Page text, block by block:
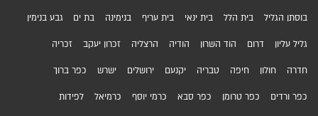
בוסתן הגליל בית הלל בית ינאי בית עריף בנימינה בת ים גבע בנימין
גליל עליון דרום הוד השרון הודיה הרצליה זכרון יעקב זכריה
חדרה חולון חיפה טבריה יקנעם ירושלים ישרש כפר ברוך
כפר ורדים כפר טרומן כפר סבא כרמי יוסף כרמיאל לפידות